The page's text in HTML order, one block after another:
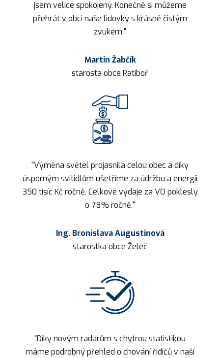
jsem velice spokojený. Konečně si můžeme
přehrát v obci naše lidovky s krásně čistým
zvukem."
Martin Žabčík
starosta obce Ratiboř
"Výměna světel projasnila celou obec a díky
úsporným svítidlům ušetříme za údržbu a energii
350 tisíc Kč ročně. Celkové výdaje za VO poklesly
o 78% ročně."
Ing. Bronislava Augustinová
starostka obce Želeč
"Díky novým radarům s chytrou statistikou
máme podrobný přehled o chování řidičů v naší